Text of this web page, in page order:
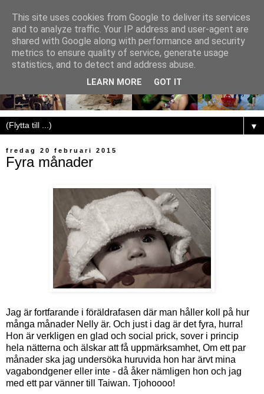
▼
fredag 20 februari 2015
Fyra månader
Jag är fortfarande i föräldrafasen där man håller koll på hur
många månader Nelly är. Och just i dag är det fyra, hurra!
Hon är verkligen en glad och social prick, sover i princip
hela nätterna och älskar att få uppmärksamhet, Om ett par
månader ska jag undersöka huruvida hon har ärvt mina
vagabondgener eller inte - då åker nämligen hon och jag
med ett par vänner till Taiwan. Tjohoooo!
This site uses cookies from Google to deliver its services
and to analyze traffic. Your IP address and user-agent are
shared with Google along with performance and security
metrics to ensure quality of service, generate usage
statistics, and to detect and address abuse.
LEARN MORE GOT IT